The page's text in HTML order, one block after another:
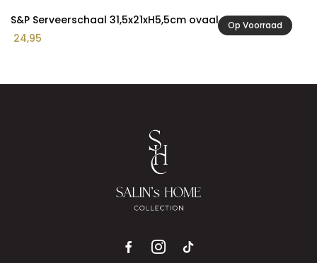
Op Voorraad
S&P Serveerschaal 31,5x21xH5,5cm ovaal green Cyril
24,95